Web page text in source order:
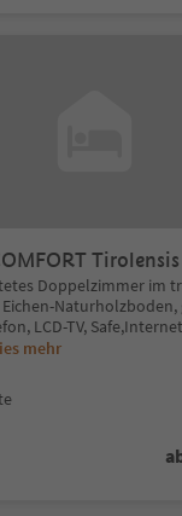
Tirolensis
Doppelzimmer im
LCD-TV,
mehr